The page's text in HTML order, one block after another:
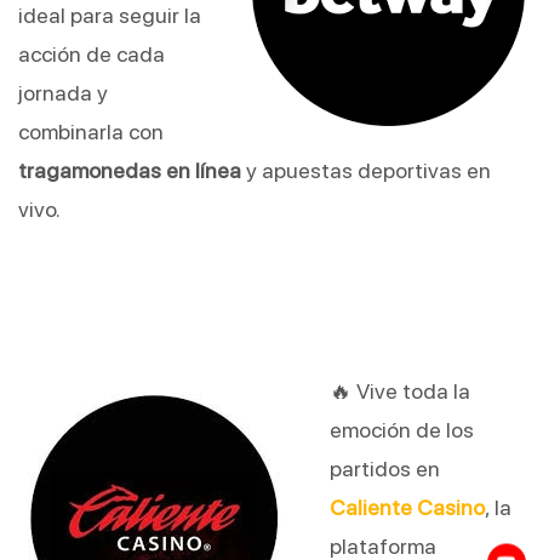
ideal para seguir la
acción de cada
jornada y
combinarla con
tragamonedas en líneay apuestas deportivas en
vivo.
🔥 Vive toda la
emoción de los
partidos en
Caliente Casino, la
plataforma